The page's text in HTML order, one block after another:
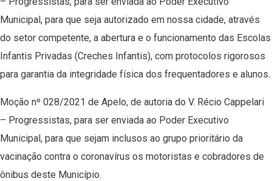
Municipal, para que seja autorizado em nossa cidade, através
do setor competente, a abertura e o funcionamento das Escolas
Infantis Privadas (Creches Infantis), com protocolos rigorosos
para garantia da integridade física dos frequentadores e alunos.
Moção nº 028/2021 de Apelo, de autoria do V. Récio Cappelari
– Progressistas, para ser enviada ao Poder Executivo
Municipal, para que sejam inclusos ao grupo prioritário da
vacinação contra o coronavírus os motoristas e cobradores de
ônibus deste Município.